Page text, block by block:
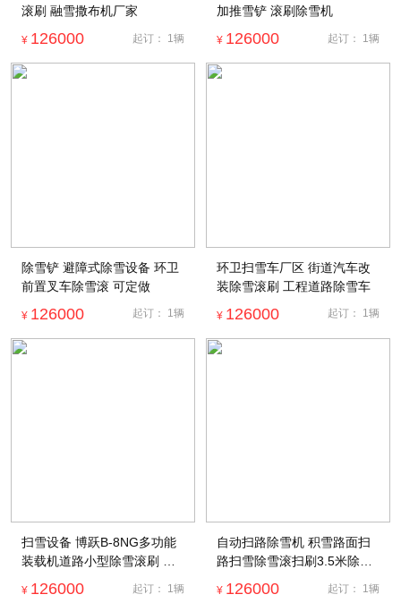
滚刷 融雪撒布机厂家
¥ 126000 起订： 1辆
加推雪铲 滚刷除雪机
¥ 126000 起订： 1辆
除雪铲 避障式除雪设备 环卫
前置叉车除雪滚 可定做
¥ 126000 起订： 1辆
环卫扫雪车厂区 街道汽车改
装除雪滚刷 工程道路除雪车
¥ 126000 起订： 1辆
扫雪设备 博跃B-8NG多功能
装载机道路小型除雪滚刷 安
装简单
¥ 126000 起订： 1辆
自动扫路除雪机 积雪路面扫
路扫雪除雪滚扫刷3.5米除雪
¥ 126000 起订： 1辆